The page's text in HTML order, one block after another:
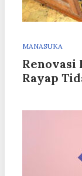
MANASUKA
Renovasi
Rayap